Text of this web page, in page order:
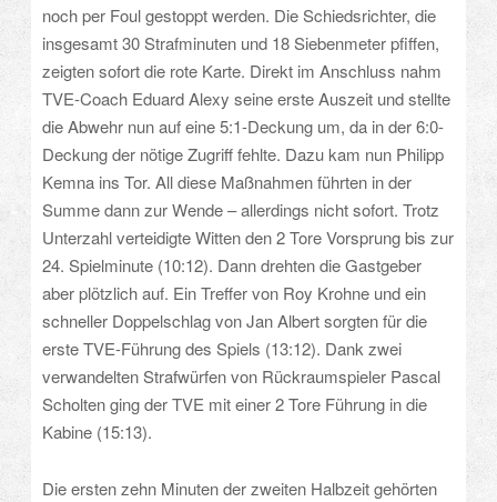
noch per Foul gestoppt werden. Die Schiedsrichter, die
insgesamt 30 Strafminuten und 18 Siebenmeter pfiffen,
zeigten sofort die rote Karte. Direkt im Anschluss nahm
TVE-Coach Eduard Alexy seine erste Auszeit und stellte
die Abwehr nun auf eine 5:1-Deckung um, da in der 6:0-
Deckung der nötige Zugriff fehlte. Dazu kam nun Philipp
Kemna ins Tor. All diese Maßnahmen führten in der
Summe dann zur Wende – allerdings nicht sofort. Trotz
Unterzahl verteidigte Witten den 2 Tore Vorsprung bis zur
24. Spielminute (10:12). Dann drehten die Gastgeber
aber plötzlich auf. Ein Treffer von Roy Krohne und ein
schneller Doppelschlag von Jan Albert sorgten für die
erste TVE-Führung des Spiels (13:12). Dank zwei
verwandelten Strafwürfen von Rückraumspieler Pascal
Scholten ging der TVE mit einer 2 Tore Führung in die
Kabine (15:13).
Die ersten zehn Minuten der zweiten Halbzeit gehörten